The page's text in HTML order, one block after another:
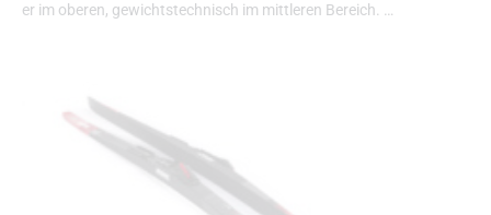
er im oberen, gewichtstechnisch im mittleren Bereich. …